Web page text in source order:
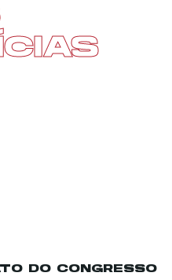
DO CONGRESSO